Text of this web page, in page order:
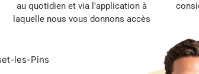
au quotidien et via l'application à
laquelle nous vous donnons accès
les-Pins